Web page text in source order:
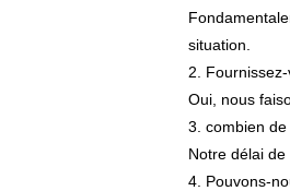
situation.
2.
Oui, nous
3. combien
Notre délai
4. Pouvons-